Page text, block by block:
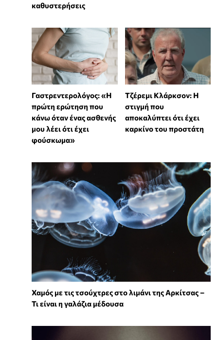
καθυστερήσεις
Γαστρεντερολόγος: «Η
πρώτη ερώτηση που
κάνω όταν ένας ασθενής
μου λέει ότι έχει
φούσκωμα»
Τζέρεμι Κλάρκσον: Η
στιγμή που
αποκαλύπτει ότι έχει
καρκίνο του προστάτη
Χαμός με τις τσούχτρες στο λιμάνι της Αρκίτσας –
Τι είναι η γαλάζια μέδουσα